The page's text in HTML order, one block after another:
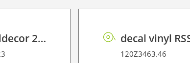
decal alldecor 2D P HT AH1297 Prosper
120Z3463.46